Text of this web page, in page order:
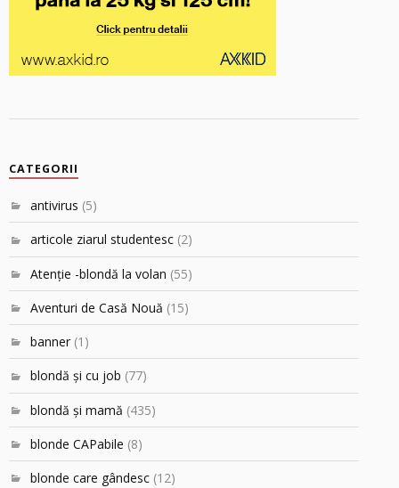
CATEGORII
antivirus (5)
articole ziarul studentesc (2)
Atenţie -blondă la volan (55)
Aventuri de Casă Nouă (15)
banner (1)
blondă şi cu job (77)
blondă şi mamă (435)
blonde CAPabile (8)
blonde care gândesc (12)